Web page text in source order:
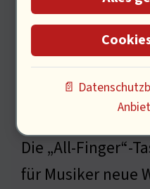
Die „All-Finger“-
für Musiker neue
📄